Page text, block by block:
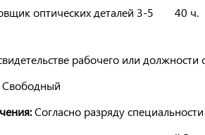
оптических деталей 3-5 40 ч.
рабочего или
Свободный
Согласно разряду специальности